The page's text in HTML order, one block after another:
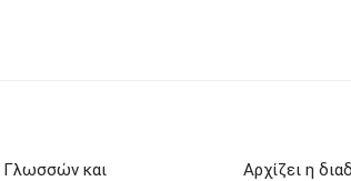
Γλωσσών και
Αρχίζει η